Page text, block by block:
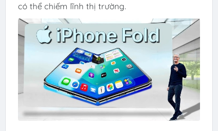
có thể chiếm lĩnh thị trường.